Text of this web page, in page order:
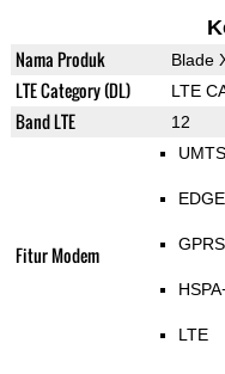
Nama Produk Blade
LTE Category (DL) LTE
Band LTE 12
Fitur Modem
UMTS
EDGE
GPRS
LTE